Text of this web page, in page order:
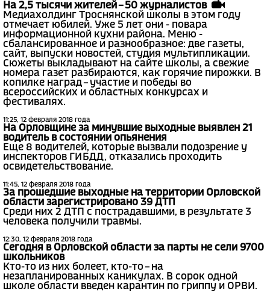
На 2,5 тысячи жителей – 50 журналистов
Медиахолдинг Троснянской школы в этом году
отмечает юбилей. Уже 5 лет они - повара
информационной кухни района. Меню -
сбалансированное и разнообразное: две газеты,
сайт, выпуски новостей, студия мультипликации.
Сюжеты выкладывают на сайте школы, а свежие
номера газет разбираются, как горячие пирожки. В
копилке наград – участие и победы во
всероссийских и областных конкурсах и
фестивалях.
11:25, 12 февраля 2018 года
На Орловщине за минувшие выходные выявлен 21
водитель в состоянии опьянения
Еще 8 водителей, которые вызвали подозрение у
инспекторов ГИБДД, отказались проходить
освидетельствование.
11:45, 12 февраля 2018 года
За прошедшие выходные на территории Орловской
области зарегистрировано 39 ДТП
Среди них 2 ДТП с пострадавшими, в результате 3
человека получили травмы.
12:30, 12 февраля 2018 года
Сегодня в Орловской области за парты не сели 9700
школьников
Кто-то из них болеет, кто-то – на
незапланированных каникулах. В сорок одной
школе области введен карантин по гриппу и ОРВИ.